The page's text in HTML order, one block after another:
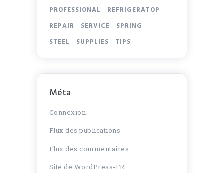
PROFESSIONAL
REFRIGERATOP
REPAIR
SERVICE
SPRING
STEEL
SUPPLIES TIPS
Méta
Connexion
Flux des publications
Flux des commentaires
Site de WordPress-FR